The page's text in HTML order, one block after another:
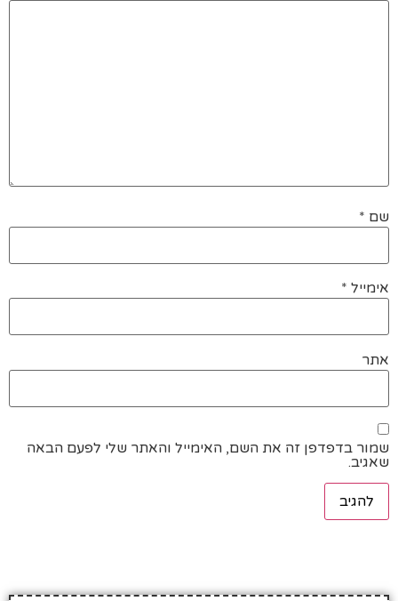
שם *
אימייל *
אתר
שמור בדפדפן זה את השם, האימייל והאתר שלי לפעם הבאה
שאגיב.